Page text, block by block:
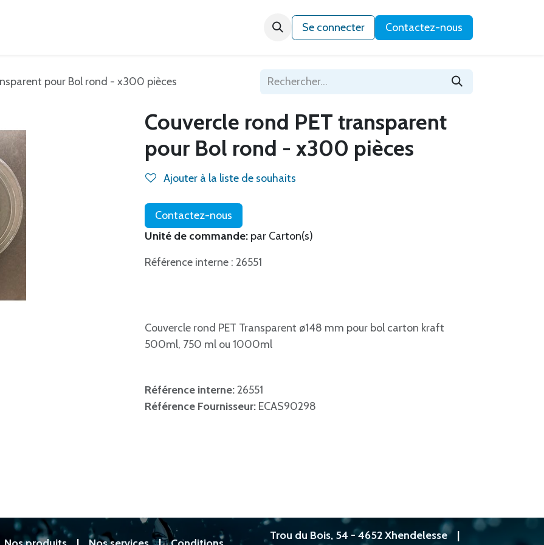
Qui sommes-nous ?
Se connecter Contactez-nous
pour Bol rond - x300 pièces
Couvercle rond PET transparent
pour Bol rond - x300 pièces
Ajouter à la liste de souhaits
Contactez-nous
Unité de commande: par Carton(s)
Référence interne : 26551
Couvercle rond PET Transparent ø148 mm pour bol carton kraft
500ml, 750 ml ou 1000ml
Référence interne:26551
Référence Fournisseur: ECAS90298
Trou du Bois, 54 - 4652 Xhendelesse|